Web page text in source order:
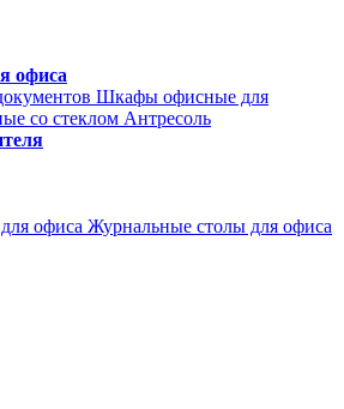
офиса
Шкафы офисные для
со стеклом Антресоль
офиса Журнальные столы для офиса